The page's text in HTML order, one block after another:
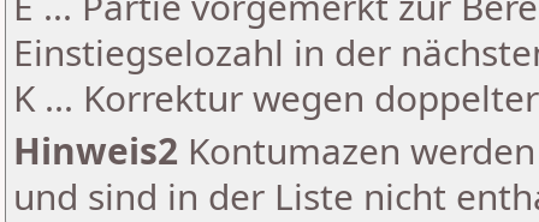
Einstiegselozahl in der
K ... Korrektur wegen
Hinweis2 Kontumazen
und sind in der Liste nicht